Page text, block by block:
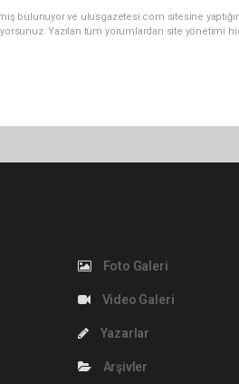
bulunuyor ve ulusgazetesi.com sitesine
Yazılan tüm yorumlardan site yönetimi
Foto Galeri
Video Galeri
Yazarlar
Arşivler